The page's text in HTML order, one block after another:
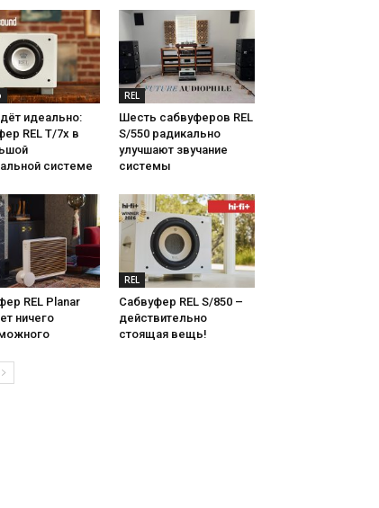
идеально:
REL T/7x в
системе
REL
Шесть сабвуферов REL
S/550 радикально
улучшают звучание
системы
REL Planar
ничего
REL
Сабвуфер REL S/850 –
действительно
стоящая вещь!